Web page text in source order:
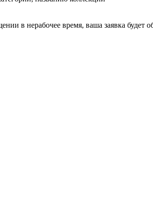
в нерабочее время, ваша заявка будет